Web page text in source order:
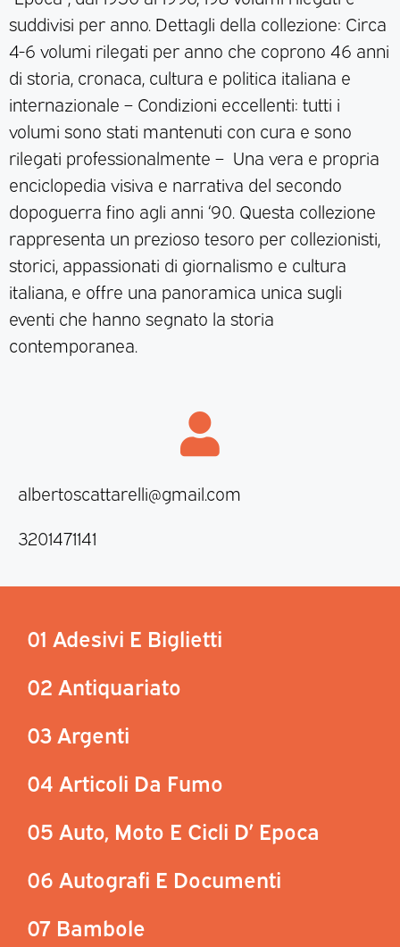
suddivisi per anno. Dettagli della collezione: Circa
4-6 volumi rilegati per anno che coprono 46 anni
di storia, cronaca, cultura e politica italiana e
internazionale – Condizioni eccellenti: tutti i
volumi sono stati mantenuti con cura e sono
rilegati professionalmente – Una vera e propria
enciclopedia visiva e narrativa del secondo
dopoguerra fino agli anni ‘90. Questa collezione
rappresenta un prezioso tesoro per collezionisti,
storici, appassionati di giornalismo e cultura
italiana, e offre una panoramica unica sugli
eventi che hanno segnato la storia
contemporanea.
albertoscattarelli@gmail.com
3201471141
01 Adesivi E Biglietti
02 Antiquariato
03 Argenti
04 Articoli Da Fumo
05 Auto, Moto E Cicli D’ Epoca
06 Autografi E Documenti
07 Bambole